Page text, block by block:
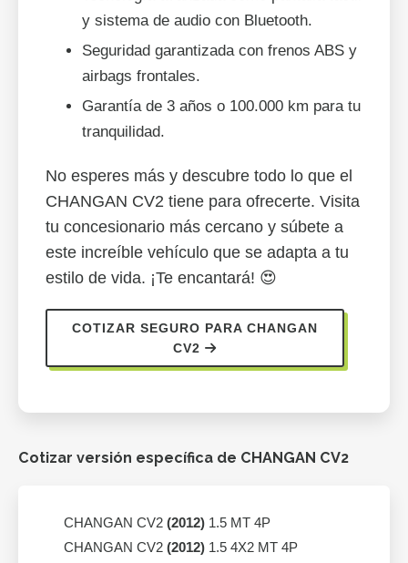
y sistema de audio con Bluetooth.
Seguridad garantizada con frenos ABS y
airbags frontales.
Garantía de 3 años o 100.000 km para tu
tranquilidad.
No esperes más y descubre todo lo que el
CHANGAN CV2 tiene para ofrecerte. Visita
tu concesionario más cercano y súbete a
este increíble vehículo que se adapta a tu
estilo de vida. ¡Te encantará! 😍
COTIZAR SEGURO PARA CHANGAN
CV2
Cotizar versión específica de CHANGAN CV2
CHANGAN CV2 (2012) 1.5 MT 4P
CHANGAN CV2 (2012) 1.5 4X2 MT 4P